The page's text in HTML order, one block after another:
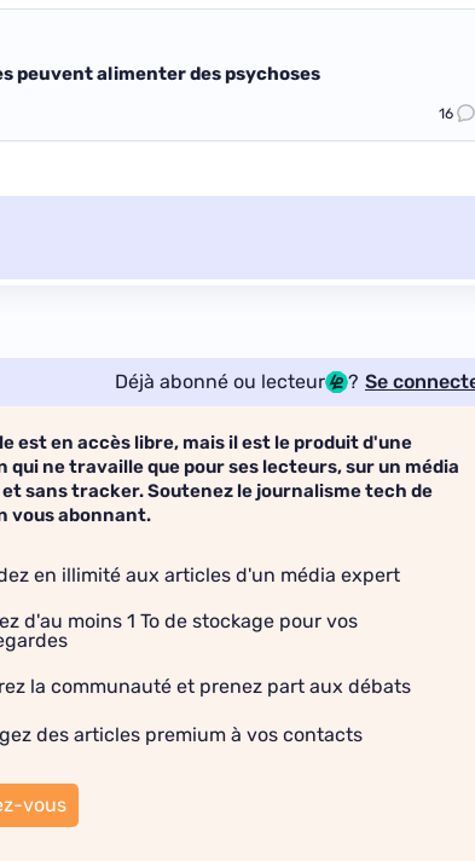
peuvent alimenter des psychoses
16
Déjà abonné ou lecteur ? Se
est en accès libre, mais il est le produit d'une
qui ne travaille que pour ses lecteurs, sur un média
et sans tracker. Soutenez le journalisme tech de
vous abonnant.
en illimité aux articles d'un média expert
d'au moins 1 To de stockage pour vos
la communauté et prenez part aux débats
des articles premium à vos contacts
vous